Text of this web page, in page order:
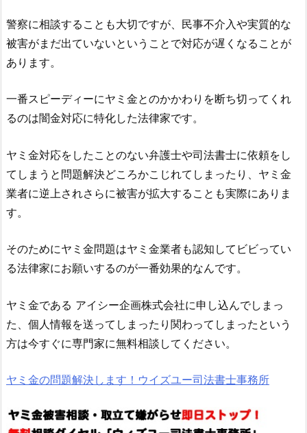
警察に相談することも大切ですが、民事不介入や実質的な
被害がまだ出ていないということで対応が遅くなることが
あります。
一番スピーディーにヤミ金とのかかわりを断ち切ってくれ
るのは闇金対応に特化した法律家です。
ヤミ金対応をしたことのない弁護士や司法書士に依頼をし
てしまうと問題解決どころかこじれてしまったり、ヤミ金
業者に逆上されさらに被害が拡大することも実際にありま
す。
そのためにヤミ金問題はヤミ金業者も認知してビビってい
る法律家にお願いするのが一番効果的なんです。
ヤミ金である アイシー企画株式会社に申し込んでしまっ
た、個人情報を送ってしまったり関わってしまったという
方は今すぐに専門家に無料相談してください。
ヤミ金の問題解決します！ウイズユー司法書士事務所